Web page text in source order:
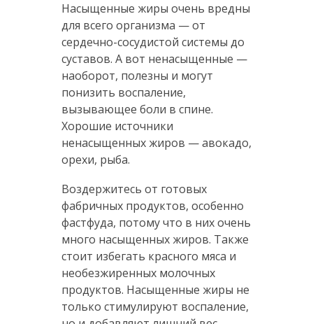
Насыщенные жиры очень вредны
для всего организма — от
сердечно-сосудистой системы до
суставов. А вот ненасыщенные —
наоборот, полезны и могут
понизить воспаление,
вызывающее боли в спине.
Хорошие источники
ненасыщенных жиров — авокадо,
орехи, рыба.
Воздержитесь от готовых
фабричных продуктов, особенно
фастфуда, потому что в них очень
много насыщенных жиров. Также
стоит избегать красного мяса и
необезжиренных молочных
продуктов. Насыщенные жиры не
только стимулируют воспаление,